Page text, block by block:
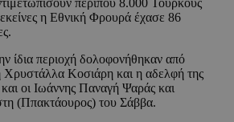
περίπου 8.000 Τούρκους
εκείνες η Εθνική Φρουρά έχασε 86
ίδια περιοχή δολοφονήθηκαν από
Χρυστάλλα Κοσιάρη και η αδελφή της
οι Ιωάννης Παναγή Ψαράς και
(Ππακτάουρος) του Σάββα.